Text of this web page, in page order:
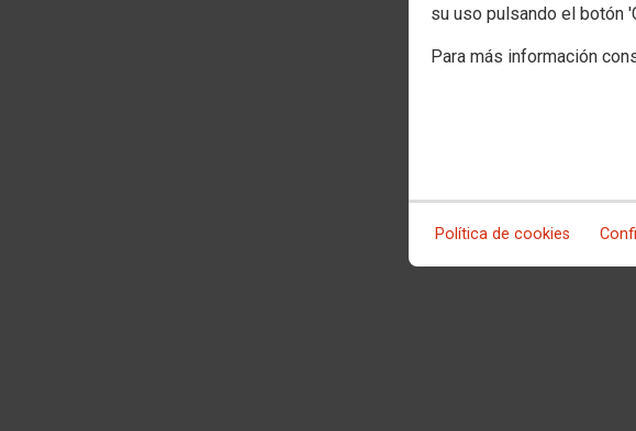
su uso pulsando el botón
Para más información
Política de cookies